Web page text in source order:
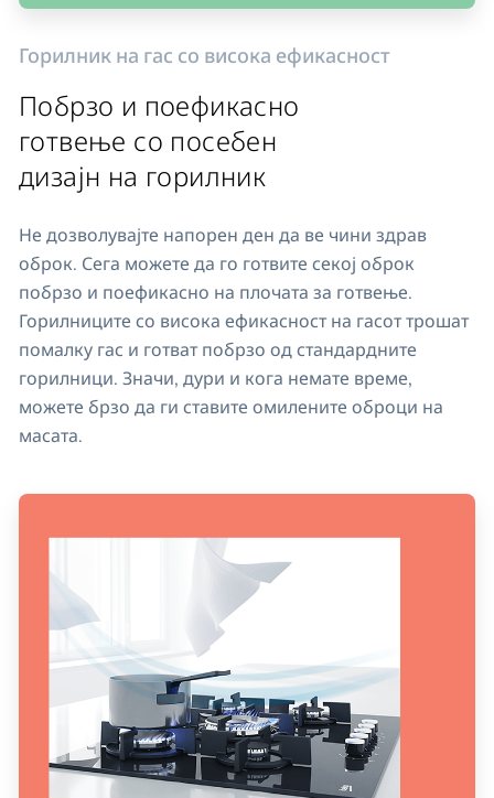
Горилник на гас со висока ефикасност
Побрзо и поефикасно
готвење со посебен
дизајн на горилник
Не дозволувајте напорен ден да ве чини здрав
оброк. Сега можете да го готвите секој оброк
побрзо и поефикасно на плочата за готвење.
Горилниците со висока ефикасност на гасот трошат
помалку гас и готват побрзо од стандардните
горилници. Значи, дури и кога немате време,
можете брзо да ги ставите омилените оброци на
масата.